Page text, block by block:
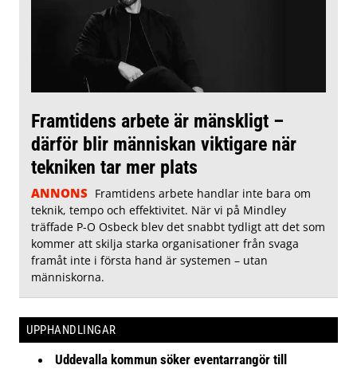
Framtidens arbete är mänskligt –
därför blir människan viktigare när
tekniken tar mer plats
ANNONS Framtidens arbete handlar inte bara om
teknik, tempo och effektivitet. När vi på Mindley
träffade P-O Osbeck blev det snabbt tydligt att det som
kommer att skilja starka organisationer från svaga
framåt inte i första hand är systemen – utan
människorna.
UPPHANDLINGAR
Uddevalla kommun söker eventarrangör till